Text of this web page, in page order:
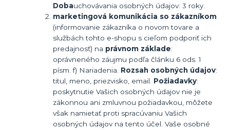
Dobauchovávania osobných údajov: 3 roky.
marketingová komunikácia so zákazníkom
(informovanie zákazníka o novom tovare a
službách tohto e-shopu s cieľom podporiť ich
predajnosť) na právnom základe:
oprávneného záujmu podľa článku 6 ods. 1
písm. f) Nariadenia. Rozsah osobných údajov:
titul, meno, priezvisko, email. Požiadavky:
poskytnutie Vašich osobných údajov nie je
zákonnou ani zmluvnou požiadavkou, môžete
však namietať proti spracúvaniu Vašich
osobných údajov na tento účel. Vaše osobné